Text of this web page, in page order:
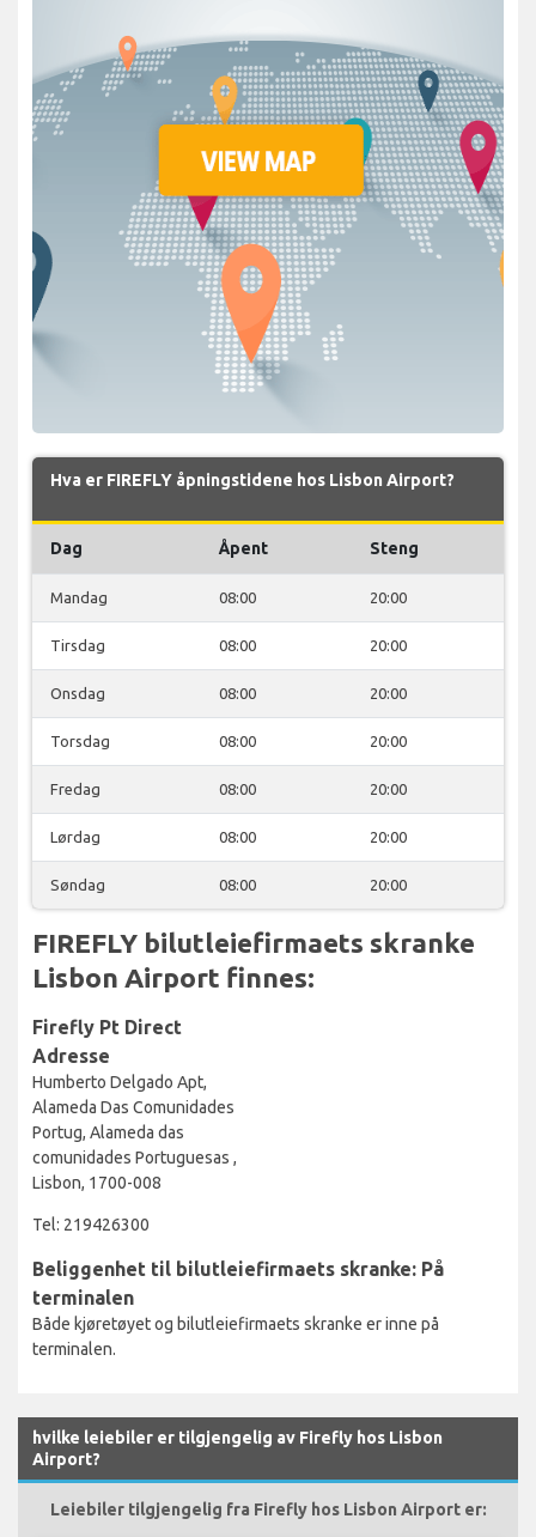
Hva er FIREFLY åpningstidene hos Lisbon Airport?
Dag Åpent Steng
Mandag 08:00 20:00
Tirsdag 08:00 20:00
Onsdag 08:00 20:00
Torsdag 08:00 20:00
Fredag 08:00 20:00
Lørdag 08:00 20:00
Søndag 08:00 20:00
FIREFLY bilutleiefirmaets skranke
Lisbon Airport finnes:
Firefly Pt Direct
Adresse
Humberto Delgado Apt,
Alameda Das Comunidades
Portug, Alameda das
comunidades Portuguesas ,
Lisbon, 1700-008
Tel: 219426300
Beliggenhet til bilutleiefirmaets skranke: På
terminalen
Både kjøretøyet og bilutleiefirmaets skranke er inne på
terminalen.
hvilke leiebiler er tilgjengelig av Firefly hos Lisbon
Airport?
Leiebiler tilgjengelig fra Firefly hos Lisbon Airport er: